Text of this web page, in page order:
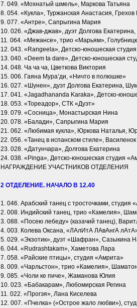
7. 049. «Мохнатый шмель», Маркова Татьяна
8. 054. «Кукла», Туржанская Анастасия, Грехов
9. 077. «Антре», Сапрыгина Мария
10. 026. «Джав-джав», дуэт Долгова
11. 064. «Межансе», трио «Марьям»,
12. 043. «Rangeela», Детско-юношеская
13. 040. «Deem ta dare», Детско-юношеская
14. 048. Ча ча ча, Цветкова Виктория
15. 006. Гаяна Мура’ди, «Ничто в полюшке»
16. 027. «Шунен», дуэт Долгова Екатерина,
17. 041. «Jagadhananda Karaka», Детско-
18. 053. «Тореадор», СТК «Дуэт»
19. 079. «Сосница», Монастырская Нина
20. 078. «Балади», Сапрыгина Мария
21. 062. «Любимая кукла», Юркова Наталья,
22. 056. «Танец в испанском стиле»,
23. 028. «Датунчара», Долгова Екатерина
24. 038. «Pinga», Детско-юношеская студия
НАГРАЖДЕНИЕ УЧАСТНИКОВ ОТДЕЛЕНИЯ
2 ОТДЕЛЕНИЕ. НАЧАЛО В 12.40
1. 046. Арабский танец с тросточками, студия
2. 008. Индийский танец, трио «Камелия»,
3. 088. «Посею лебеду» (казачий танец),
4. 003. Колева Оксана, «ЛАлИтА ЛАвАнгА
5. 029. «Экзотик», дуэт «Шафран», Сазыкина
6. 044. «Rudrashtakam», Хаметова Лара
7. 058. «Райские птицы», студия «Амрита»
8. 009. «Чарльстон», трио «Камелия»,
9. 085. «Чоли ке пиче», Жаманова Юлия
10. 023. «Бабакарам», Любомирская Регина
11. 022. «Прогэя», Лана Киселева
12. 007. «Пчелка» («Острое жало любви»),